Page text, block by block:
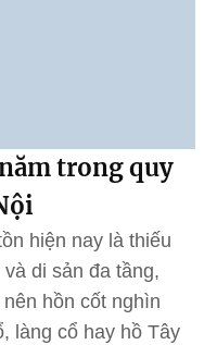
trong quy
hiện nay là thiếu
di sản đa tầng,
hồn cốt nghìn
làng cổ hay hồ Tây